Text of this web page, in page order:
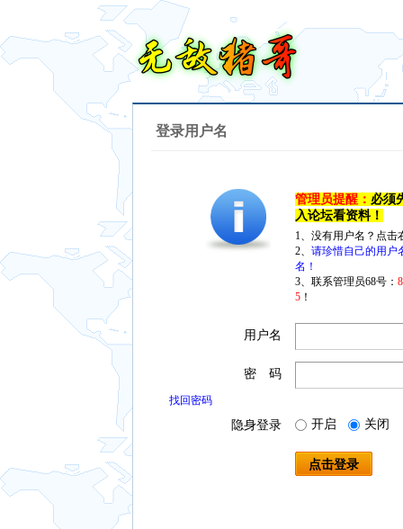
登录用户名
管理员提醒： 必须
入论坛看资料！
1、没有用户名？点
2、 请珍惜自己的用户
名！
3、联系管理员68号：
5 ！
用户名
密 码
找回密码
隐身登录 开启 关闭
点击登录